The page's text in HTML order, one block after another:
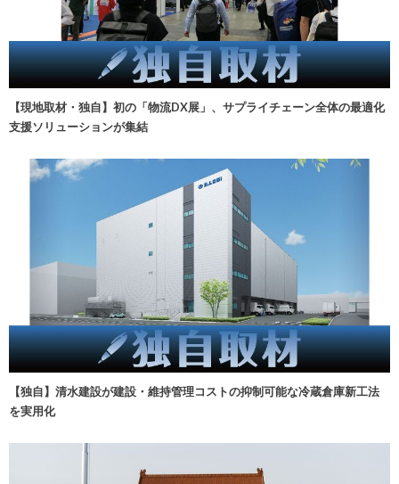
【現地取材・独自】初の「物流DX展」、サプライチェーン全体の最適化
支援ソリューションが集結
【独自】清水建設が建設・維持管理コストの抑制可能な冷蔵倉庫新工法
を実用化